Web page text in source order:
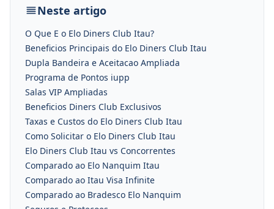
Neste artigo
O Que E o Elo Diners Club Itau?
Beneficios Principais do Elo Diners Club Itau
Dupla Bandeira e Aceitacao Ampliada
Programa de Pontos iupp
Salas VIP Ampliadas
Beneficios Diners Club Exclusivos
Taxas e Custos do Elo Diners Club Itau
Como Solicitar o Elo Diners Club Itau
Elo Diners Club Itau vs Concorrentes
Comparado ao Elo Nanquim Itau
Comparado ao Itau Visa Infinite
Comparado ao Bradesco Elo Nanquim